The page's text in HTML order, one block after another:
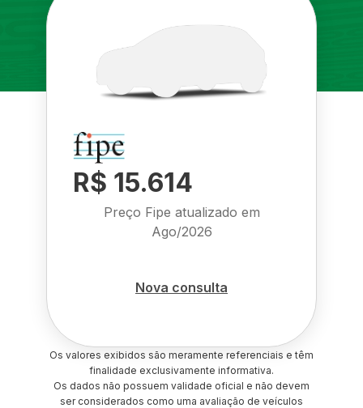
R$ 15.614
Preço Fipe atualizado em
Ago/2026
Nova consulta
Os valores exibidos são meramente referenciais e têm
finalidade exclusivamente informativa.
Os dados não possuem validade oficial e não devem
ser considerados como uma avaliação de veículos